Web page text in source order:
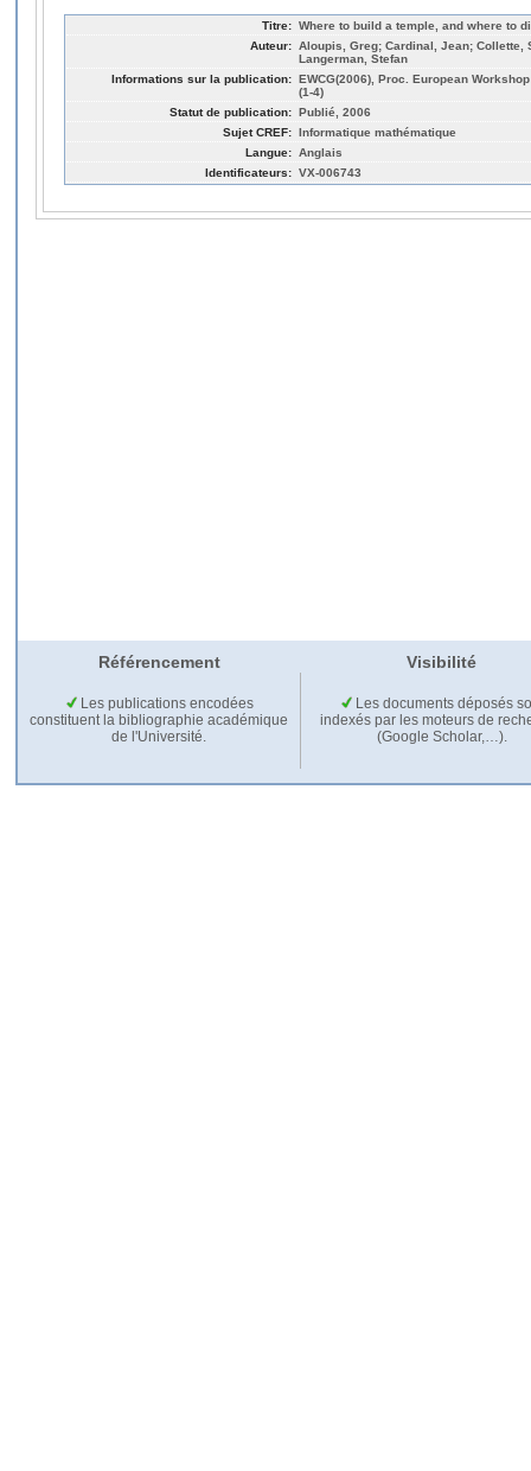
Titre: Where to build a temple, and where to
Auteur: Aloupis, Greg; Cardinal, Jean; Collette,
Langerman, Stefan
Informations sur la publication: EWCG(2006), Proc. European
(1-4)
Statut de publication: Publié, 2006
Sujet CREF: Informatique mathématique
Langue: Anglais
Identificateurs: VX-006743
Référencement Visibilité
Les publications encodées
constituent la bibliographie académique
de l'Université.
Les documents déposés
indexés par les moteurs de
(Google Scholar,…).